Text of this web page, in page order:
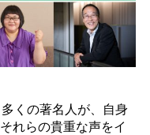
くの著名人が、自身
れらの貴重な声をイ